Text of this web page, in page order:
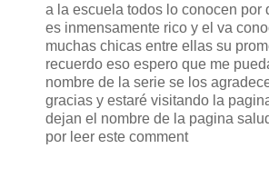
a la escuela todos lo conocen por
es inmensamente rico y el va
muchas chicas entre ellas su
recuerdo eso espero que me
nombre de la serie se los
gracias y estaré visitando la
dejan el nombre de la pagina
por leer este comment